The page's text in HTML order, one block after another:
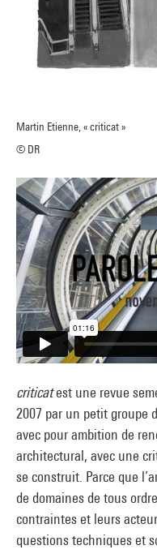
Martin Etienne, « criticat »
© DR
criticatest une revue
2007 par un petit groupe
avec pour ambition de
architectural, avec une
se construit. Parce que
de domaines de tous
contraintes et leurs
questions techniques et